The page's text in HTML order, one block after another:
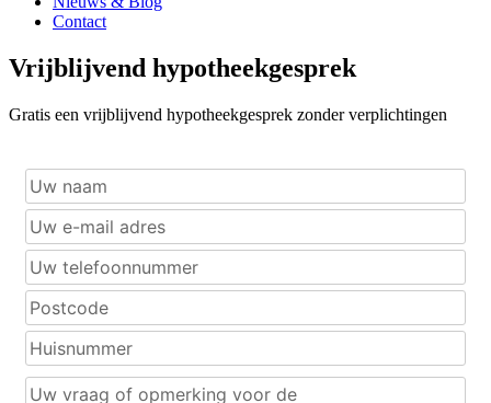
Contact
Vrijblijvend hypotheekgesprek
Gratis een vrijblijvend hypotheekgesprek zonder verplichtingen